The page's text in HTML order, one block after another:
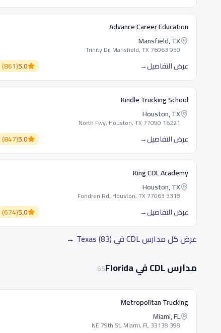
Advance Career Education
Mansfield, TX
950 Trinity Dr, Mansfield, TX 76063
عرض التفاصيل→
5.0
(
861
)
Kindle Trucking School
Houston, TX
16221 North Fwy, Houston, TX 77090
عرض التفاصيل→
5.0
(
847
)
King CDL Academy
Houston, TX
3318 Fondren Rd, Houston, TX 77063
عرض التفاصيل→
5.0
(
674
)
عرض كل مدارس CDL في Texas (83) →
مدارس CDL في Florida 65
Metropolitan Trucking
Miami, FL
398 NE 79th St, Miami, FL 33138